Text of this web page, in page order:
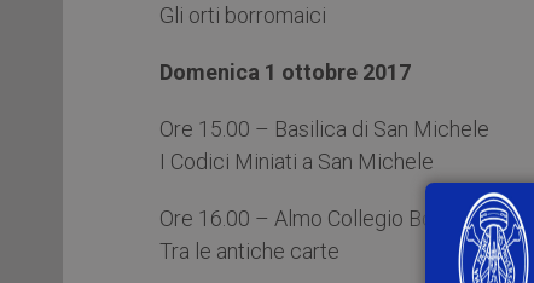
Gli orti borromaici
Domenica 1 ottobre 2017
Ore 15.00 – Basilica di San Michele
I Codici Miniati a San Michele
Ore 16.00 – Almo Collegio Borromeo
Tra le antiche carte